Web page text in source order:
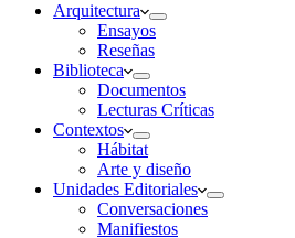
Arquitectura
Ensayos
Reseñas
Biblioteca
Documentos
Lecturas Críticas
Contextos
Hábitat
Arte y diseño
Unidades Editoriales
Conversaciones
Manifiestos